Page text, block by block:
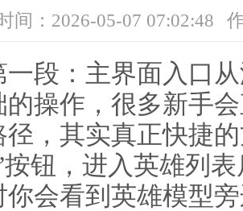
间：2026-05-07 07:02:48
一段：主界面入口
的操作，很多新手
径，其实真正快捷
按钮，进入英雄列
会看到英雄模型